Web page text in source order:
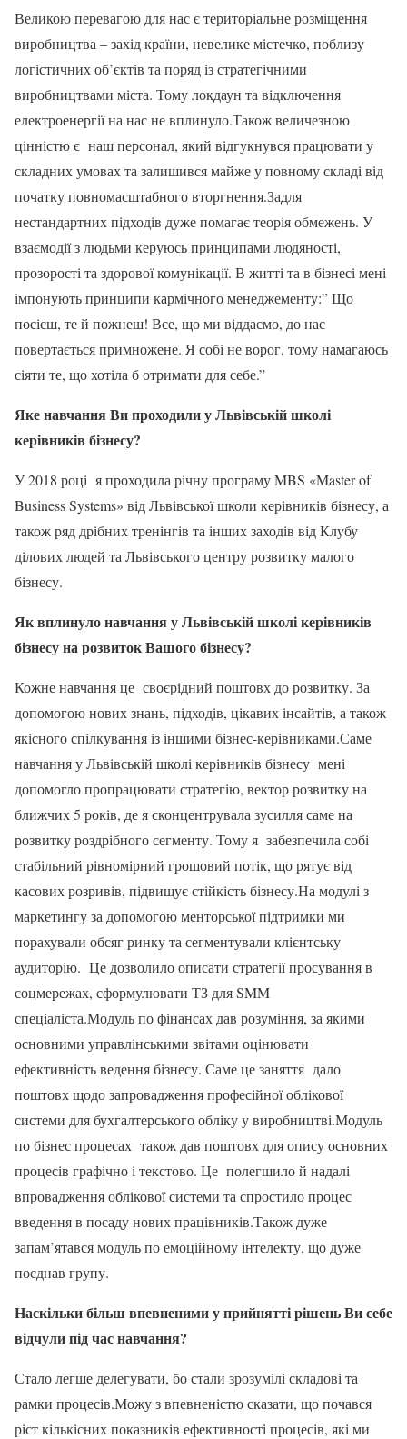
Великою перевагою для нас є територіальне розміщення
виробництва – захід країни, невелике містечко, поблизу
логістичних об’єктів та поряд із стратегічними
виробництвами міста. Тому локдаун та відключення
електроенергії на нас не вплинуло.Також величезною
цінністю є наш персонал, який відгукнувся працювати у
складних умовах та залишився майже у повному складі від
початку повномасштабного вторгнення.Задля
нестандартних підходів дуже помагає теорія обмежень. У
взаємодії з людьми керуюсь принципами людяності,
прозорості та здорової комунікації. В житті та в бізнесі мені
імпонують принципи кармічного менеджементу:” Що
посієш, те й пожнеш! Все, що ми віддаємо, до нас
повертається примножене. Я собі не ворог, тому намагаюсь
сіяти те, що хотіла б отримати для себе.”
Яке навчання Ви проходили у Львівській школі
керівників бізнесу?
У 2018 році я проходила річну програму MBS «Master of
Business Systems» від Львівської школи керівників бізнесу, а
також ряд дрібних тренінгів та інших заходів від Клубу
ділових людей та Львівського центру розвитку малого
бізнесу.
Як вплинуло навчання у Львівській школі керівників
бізнесу на розвиток Вашого бізнесу?
Кожне навчання це своєрідний поштовх до розвитку. За
допомогою нових знань, підходів, цікавих інсайтів, а також
якісного спілкування із іншими бізнес-керівниками.Саме
навчання у Львівській школі керівників бізнесу мені
допомогло пропрацювати стратегію, вектор розвитку на
ближчих 5 років, де я сконцентрувала зусилля саме на
розвитку роздрібного сегменту. Тому я забезпечила собі
стабільний рівномірний грошовий потік, що рятує від
касових розривів, підвищує стійкість бізнесу.На модулі з
маркетингу за допомогою менторської підтримки ми
порахували обсяг ринку та сегментували клієнтську
аудиторію. Це дозволило описати стратегії просування в
соцмережах, сформулювати ТЗ для SMM
спеціаліста.Модуль по фінансах дав розуміння, за якими
основними управлінськими звітами оцінювати
ефективність ведення бізнесу. Саме це заняття дало
поштовх щодо запровадження професійної облікової
системи для бухгалтерського обліку у виробництві.Модуль
по бізнес процесах також дав поштовх для опису основних
процесів графічно і текстово. Це полегшило й надалі
впровадження облікової системи та спростило процес
введення в посаду нових працівників.Також дуже
запам’ятався модуль по емоційному інтелекту, що дуже
поєднав групу.
Наскільки більш впевненими у прийнятті рішень Ви себе
відчули під час навчання?
Стало легше делегувати, бо стали зрозумілі складові та
рамки процесів.Можу з впевненістю сказати, що почався
ріст кількісних показників ефективності процесів, які ми